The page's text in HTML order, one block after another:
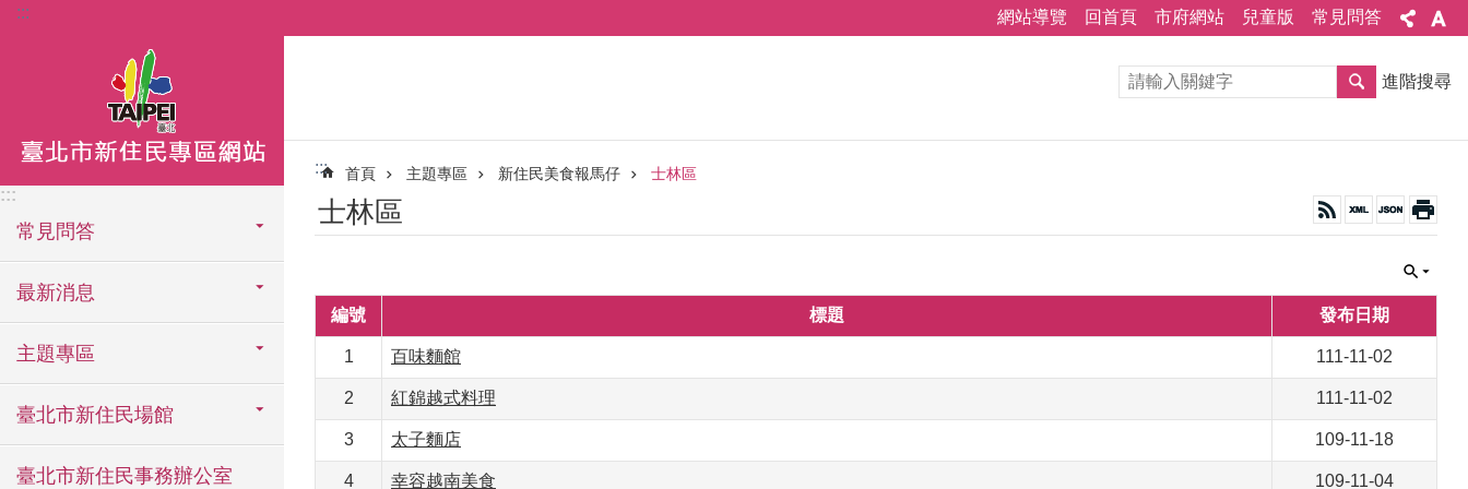
跳到主要內容區塊
::: 網站導覽 回首頁 市府網站 兒童版 常見問答
:::
常見問答
最新消息
主題專區
臺北市新住民場館
臺北市新住民事務辦公室
進階搜尋
::: 首頁 主題專區 新住民美食報馬仔 士林區
士林區
編號 標題 發布日期
1 百味麵館 111-11-02
2 紅錦越式料理 111-11-02
3 太子麵店 109-11-18
4 幸容越南美食 109-11-04